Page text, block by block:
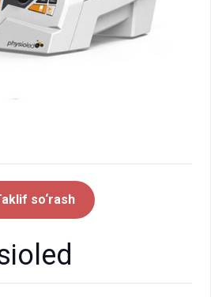
so‘rash